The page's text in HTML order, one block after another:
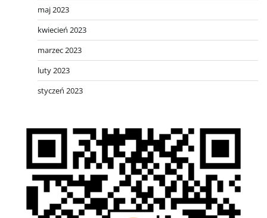
maj 2023
kwiecień 2023
marzec 2023
luty 2023
styczeń 2023